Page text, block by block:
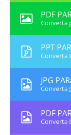
PDF
Converta
PPT
Converta
JPG
Converta
PDF
Converta